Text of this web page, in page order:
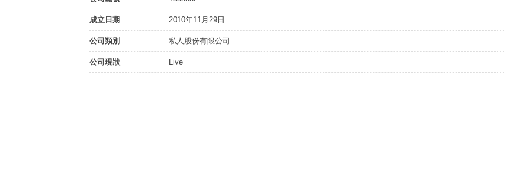
成立日期 2010年11月29日
公司類別 私人股份有限公司
公司現狀 Live